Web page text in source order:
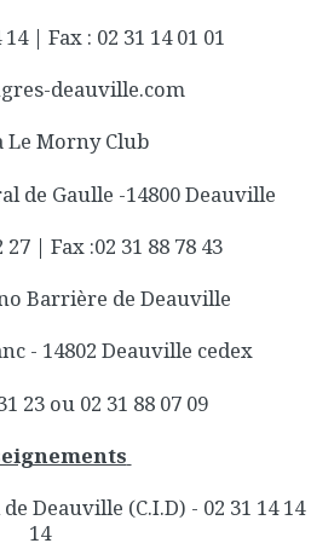
14 | Fax : 02 31 14 01 01
deauville.com
Le Morny Club
de Gaulle -14800 Deauville
27 | Fax :02 31 88 78 43
Barrière de Deauville
- 14802 Deauville cedex
23 ou 02 31 88 07 09
Deauville (C.I.D) - 02 31 14 14
14